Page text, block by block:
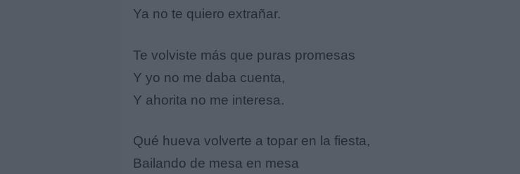
Ya no te quiero extrañar.
Te volviste más que puras promesas
Y yo no me daba cuenta,
Y ahorita no me interesa.
Qué hueva volverte a topar en la fiesta,
Bailando de mesa en mesa